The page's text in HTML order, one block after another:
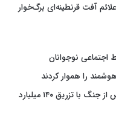
آفت قرنطینه‌ای برگ‌خوار
نوجوانان
را هموار کردند
مهار موج تعدیل نیروی شرکت‌های فناور پس از جنگ با تزریق ۱۴۰ میلیارد